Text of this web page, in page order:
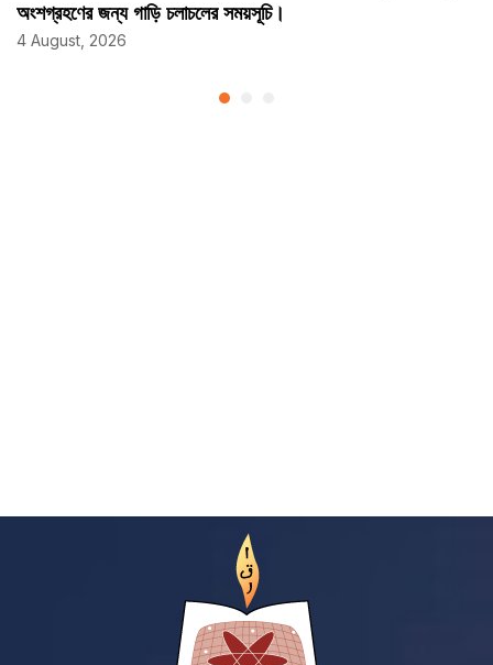
অংশগ্রহণের জন্য গাড়ি চলাচলের সময়সূচি।
4 August, 2026